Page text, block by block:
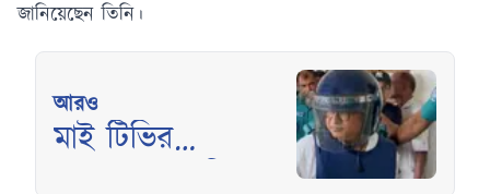
জানিয়েছেন তিনি।
আরও
মাই টিভির